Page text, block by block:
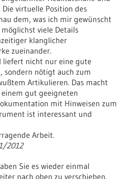
virtuelle Position des
dem, was ich mir gewünscht
viele Details
klanglicher
zueinander.
liefert nicht nur eine gute
sondern nötigt auch zum
Artikulieren. Das macht
gut geeigneten
mit Hinweisen zum
ist interessant und
Arbeit.
2012
Sie es wieder einmal
nach oben zu verschieben.